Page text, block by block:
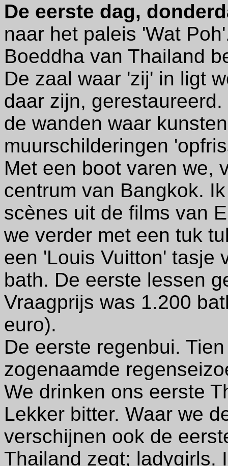
De eerste dag,
naar het paleis 'Wat
Boeddha van Thailand
De zaal waar 'zij' in ligt
daar zijn,
de wanden waar
muurschilderingen
Met een boot varen we,
centrum van Bangkok.
scènes uit de films van
we verder met een tuk
een 'Louis Vuitton' tasje
bath. De eerste lessen
Vraagprijs was 1.200
euro).
De eerste regenbui.
zogenaamde
We drinken ons eerste
Lekker bitter. Waar we
verschijnen ook de
Thailand zegt; ladygirls.